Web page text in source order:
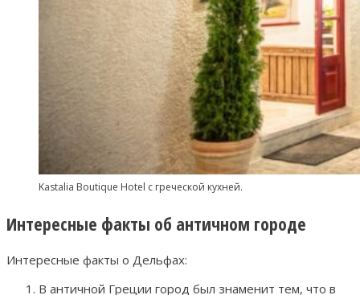
Kastalia Boutique Hotel с греческой кухней.
Интересные факты об античном городе
Интересные факты о Дельфах:
В античной Греции город был знаменит тем, что в